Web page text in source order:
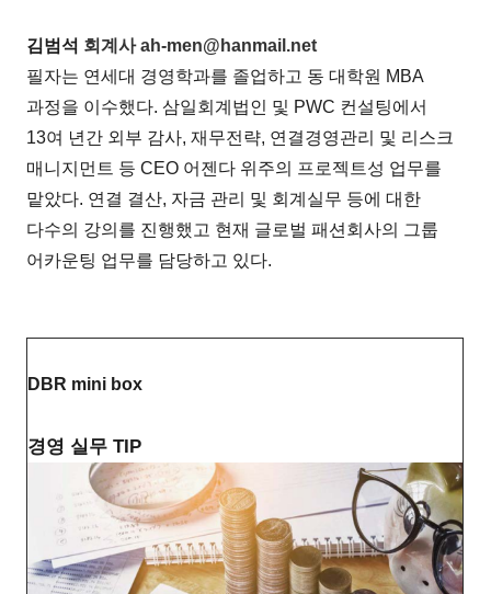
김범석 회계사ah-men@hanmail.net
필자는 연세대 경영학과를 졸업하고 동 대학원 MBA
과정을 이수했다. 삼일회계법인 및 PWC 컨설팅에서
13여 년간 외부 감사, 재무전략, 연결경영관리 및 리스크
매니지먼트 등 CEO 어젠다 위주의 프로젝트성 업무를
맡았다. 연결 결산, 자금 관리 및 회계실무 등에 대한
다수의 강의를 진행했고 현재 글로벌 패션회사의 그룹
어카운팅 업무를 담당하고 있다.
DBR mini box
경영 실무 TIP